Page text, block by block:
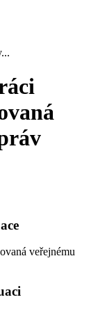
veřejnému